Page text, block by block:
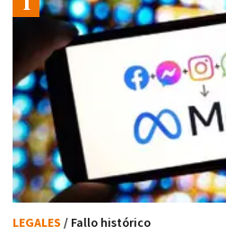
LEGALES / Fallo histórico